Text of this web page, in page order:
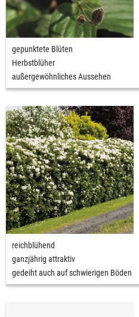
gepunktete Blüten
Herbstblüher
außergewöhnliches Aussehen
reichblühend
ganzjährig attraktiv
gedeiht auch auf schwierigen Böden